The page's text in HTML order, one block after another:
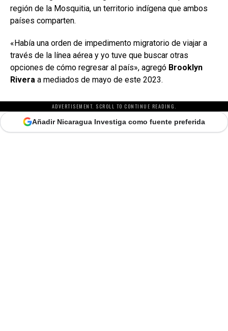
región de la Mosquitia, un territorio indígena que ambos
países comparten.
«Había una orden de impedimento migratorio de viajar a
través de la línea aérea y yo tuve que buscar otras
opciones de cómo regresar al país», agregó Brooklyn
Rivera a mediados de mayo de este 2023.
ADVERTISEMENT. SCROLL TO CONTINUE READING.
Añadir Nicaragua Investiga como fuente preferida